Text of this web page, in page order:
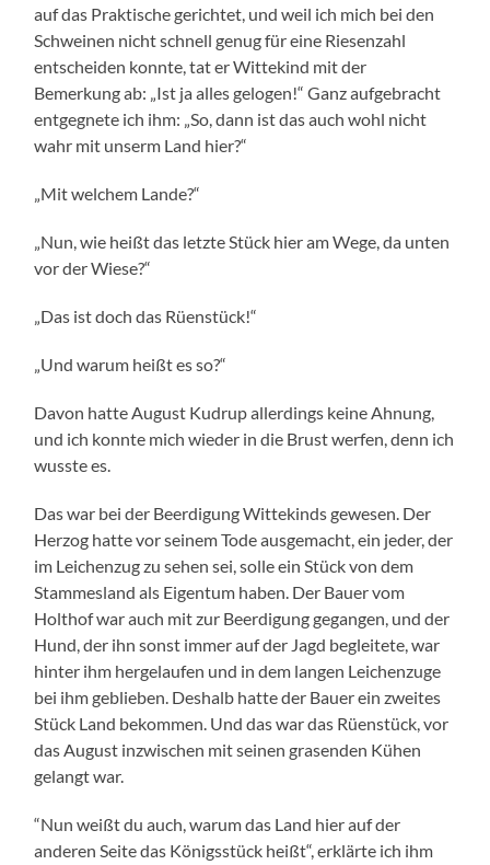
auf das Praktische gerichtet, und weil ich mich bei den
Schweinen nicht schnell genug für eine Riesenzahl
entscheiden konnte, tat er Wittekind mit der
Bemerkung ab: „Ist ja alles gelogen!“ Ganz aufgebracht
entgegnete ich ihm: „So, dann ist das auch wohl nicht
wahr mit unserm Land hier?“
„Mit welchem Lande?“
„Nun, wie heißt das letzte Stück hier am Wege, da unten
vor der Wiese?“
„Das ist doch das Rüenstück!“
„Und warum heißt es so?“
Davon hatte August Kudrup allerdings keine Ahnung,
und ich konnte mich wieder in die Brust werfen, denn ich
wusste es.
Das war bei der Beerdigung Wittekinds gewesen. Der
Herzog hatte vor seinem Tode ausgemacht, ein jeder, der
im Leichenzug zu sehen sei, solle ein Stück von dem
Stammesland als Eigentum haben. Der Bauer vom
Holthof war auch mit zur Beerdigung gegangen, und der
Hund, der ihn sonst immer auf der Jagd begleitete, war
hinter ihm hergelaufen und in dem langen Leichenzuge
bei ihm geblieben. Deshalb hatte der Bauer ein zweites
Stück Land bekommen. Und das war das Rüenstück, vor
das August inzwischen mit seinen grasenden Kühen
gelangt war.
“Nun weißt du auch, warum das Land hier auf der
anderen Seite das Königsstück heißt“, erklärte ich ihm